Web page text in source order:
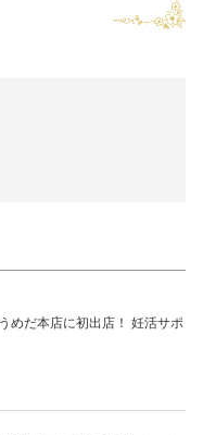
めだ本店に初出店！ 妊活サポ